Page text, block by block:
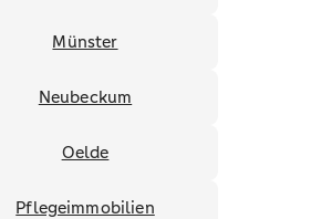
Münster
Neubeckum
Oelde
Pflegeimmobilien